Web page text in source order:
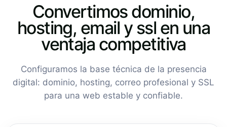
Convertimos dominio,
hosting, email y ssl en una
ventaja competitiva
Configuramos la base técnica de la presencia
digital: dominio, hosting, correo profesional y SSL
para una web estable y confiable.